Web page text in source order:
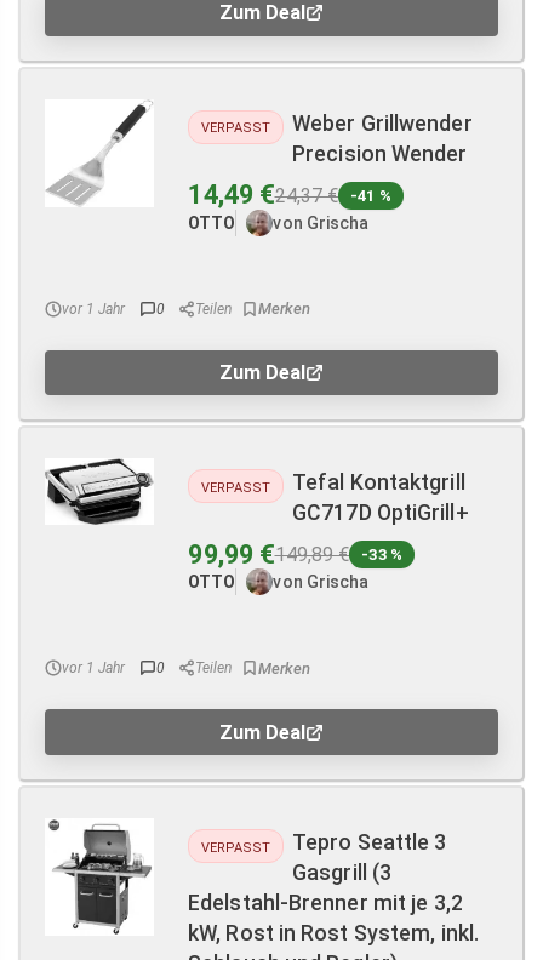
Zum Deal
VERPASST
Weber Grillwender
Precision Wender
14,49 €24,37 € -41 %
OTTO von Grischa
vor 1 Jahr 0 Teilen
Zum Deal
VERPASST
Tefal Kontaktgrill
GC717D OptiGrill+
99,99 €149,89 € -33 %
OTTO von Grischa
vor 1 Jahr 0 Teilen
Zum Deal
VERPASST
Tepro Seattle 3
Gasgrill (3
Edelstahl-Brenner mit je 3,2
kW, Rost in Rost System, inkl.